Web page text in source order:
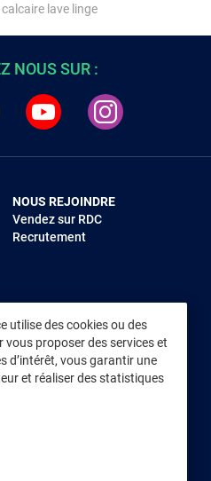
lave linge
utilise des cookies ou des
proposer des services et
d’intérêt, vous garantir une
et réaliser des statistiques
NOUS SUR :
NOUS REJOINDRE
Vendez sur RDC
Recrutement